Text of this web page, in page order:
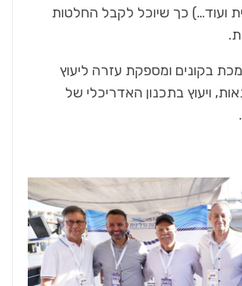
ועוד…) כך שיוכל לקבל החלטות
בקונים ומספקת עזרה ליעוץ
ויעוץ בתכנון האדריכלי של